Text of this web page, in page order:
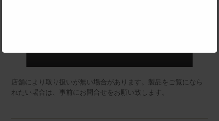
店舗により取り扱いが無い場合があります。製品をご覧になら
れたい場合は、事前にお問合せをお願い致します。